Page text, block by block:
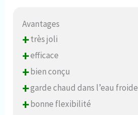
Avantages
+très joli
+efficace
+bien conçu
+garde chaud dans l’eau froide
+bonne flexibilité